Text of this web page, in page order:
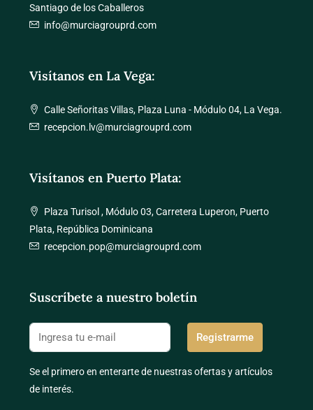
Santiago de los Caballeros
info@murciagrouprd.com
Visítanos en La Vega:
Calle Señoritas Villas, Plaza Luna - Módulo 04, La Vega.
recepcion.lv@murciagrouprd.com
Visítanos en Puerto Plata:
Plaza Turisol , Módulo 03, Carretera Luperon, Puerto
Plata, República Dominicana
recepcion.pop@murciagrouprd.com
Suscríbete a nuestro boletín
Registrarme
Se el primero en enterarte de nuestras ofertas y artículos
de interés.